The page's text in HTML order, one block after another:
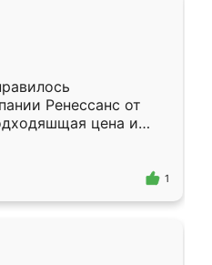
Ренессанс от
цена и
Приехавший
Владислав
самый
1